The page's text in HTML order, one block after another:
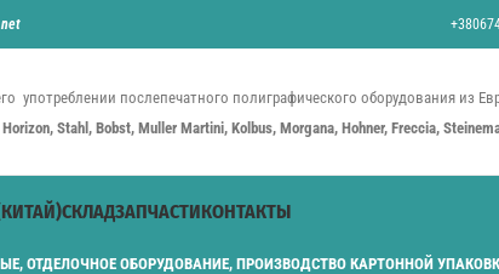
употреблении послепечатного полиграфического оборудования из
Stahl, Bobst, Muller Martini, Kolbus, Morgana, Hohner, Freccia,
СКЛАДЗАПЧАСТИКОНТАКТЫ
, ОТДЕЛОЧНОЕ ОБОРУДОВАНИЕ, ПРОИЗВОДСТВО КАРТОННОЙ